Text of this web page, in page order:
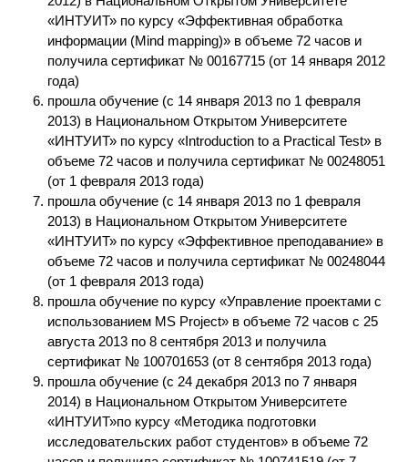
«ИНТУИТ» по курсу «Эффективная обработка
информации (Mind mapping)» в объеме 72 часов и
получила сертификат № 00167715 (от 14 января 2012
года)
прошла обучение (с 14 января 2013 по 1 февраля
2013) в Национальном Открытом Университете
«ИНТУИТ» по курсу «Introduction to a Practical Test» в
объеме 72 часов и получила сертификат № 00248051
(от 1 февраля 2013 года)
прошла обучение (с 14 января 2013 по 1 февраля
2013) в Национальном Открытом Университете
«ИНТУИТ» по курсу «Эффективное преподавание» в
объеме 72 часов и получила сертификат № 00248044
(от 1 февраля 2013 года)
прошла обучение по курсу «Управление проектами с
использованием MS Project» в объеме 72 часов с 25
августа 2013 по 8 сентября 2013 и получила
сертификат № 100701653 (от 8 сентября 2013 года)
прошла обучение (с 24 декабря 2013 по 7 января
2014) в Национальном Открытом Университете
«ИНТУИТ»по курсу «Методика подготовки
исследовательских работ студентов» в объеме 72